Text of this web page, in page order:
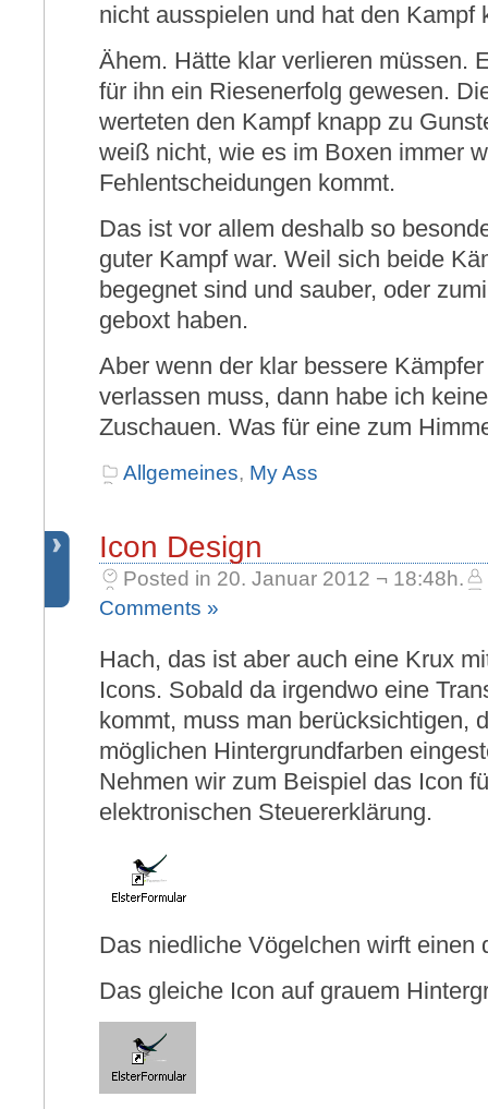
nicht ausspielen und hat den Kampf
Ähem. Hätte klar verlieren müssen.
für ihn ein Riesenerfolg gewesen.
werteten den Kampf knapp zu
weiß nicht, wie es im Boxen immer
Fehlentscheidungen kommt.
Das ist vor allem deshalb so
guter Kampf war. Weil sich beide
begegnet sind und sauber, oder
geboxt haben.
Aber wenn der klar bessere
verlassen muss, dann habe ich
Zuschauen. Was für eine zum
Allgemeines, My Ass
Icon Design
Posted in 20. Januar 2012 ¬ 18:48h.
Comments »
Hach, das ist aber auch eine Krux
Icons. Sobald da irgendwo eine
kommt, muss man berücksichtigen,
möglichen Hintergrundfarben
Nehmen wir zum Beispiel das Icon
elektronischen Steuererklärung.
Das niedliche Vögelchen wirft einen
Das gleiche Icon auf grauem